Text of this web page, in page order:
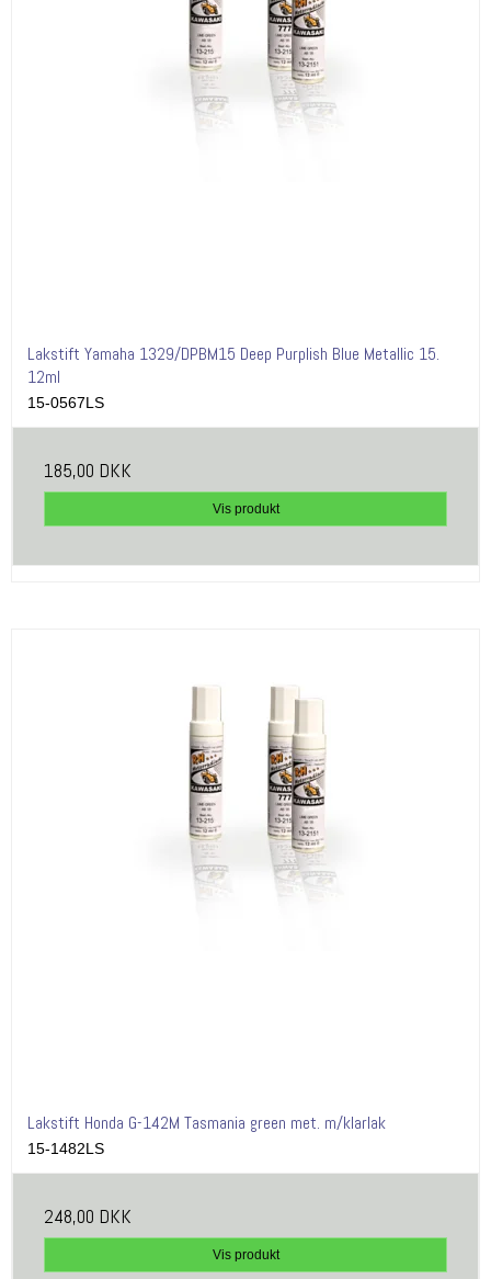
Lakstift Yamaha 1329/DPBM15 Deep Purplish Blue Metallic 15.
12ml
15-0567LS
185,00 DKK
Vis produkt
Lakstift Honda G-142M Tasmania green met. m/klarlak
15-1482LS
248,00 DKK
Vis produkt